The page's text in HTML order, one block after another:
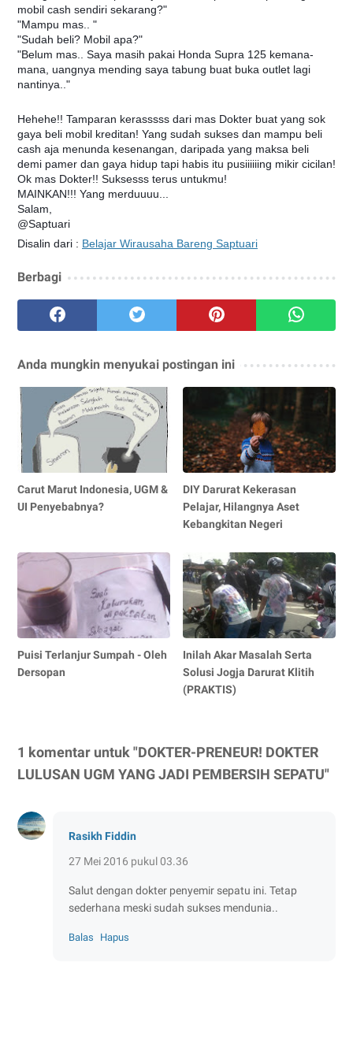
mobil cash sendiri sekarang?"
"Mampu mas.. "
"Sudah beli? Mobil apa?"
"Belum mas.. Saya masih pakai Honda Supra 125 kemana-
mana, uangnya mending saya tabung buat buka outlet lagi
nantinya.."
Hehehe!! Tamparan kerasssss dari mas Dokter buat yang sok
gaya beli mobil kreditan! Yang sudah sukses dan mampu beli
cash aja menunda kesenangan, daripada yang maksa beli
demi pamer dan gaya hidup tapi habis itu pusiiiiiing mikir cicilan!
Ok mas Dokter!! Suksesss terus untukmu!
MAINKAN!!! Yang merduuuu...
Salam,
@Saptuari
Disalin dari : Belajar Wirausaha Bareng Saptuari
Berbagi
Anda mungkin menyukai postingan ini
Carut Marut Indonesia, UGM &
UI Penyebabnya?
DIY Darurat Kekerasan
Pelajar, Hilangnya Aset
Kebangkitan Negeri
Puisi Terlanjur Sumpah - Oleh
Dersopan
Inilah Akar Masalah Serta
Solusi Jogja Darurat Klitih
(PRAKTIS)
1 komentar untuk "DOKTER-PRENEUR! DOKTER
LULUSAN UGM YANG JADI PEMBERSIH SEPATU"
Rasikh Fiddin
27 Mei 2016 pukul 03.36
Salut dengan dokter penyemir sepatu ini. Tetap
sederhana meski sudah sukses mendunia..
Balas Hapus